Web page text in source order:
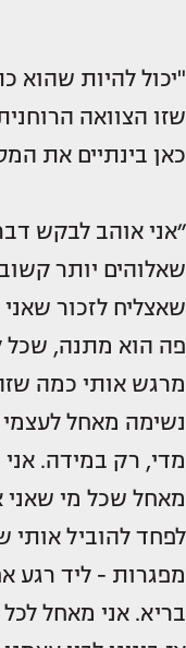
"יכול להיות שהוא
שזו הצוואה
כאן בינתיים את
״אני אוהב לבקש
שאלוהים יותר
שאצליח לזכור
פה הוא מתנה,
מרגש אותי כמה
נשימה מאחל
מדי, רק במידה. אני
מאחל שכל מי
לפחד להוביל אותי
מפגרות - ליד רגע
בריא. אני מאחל